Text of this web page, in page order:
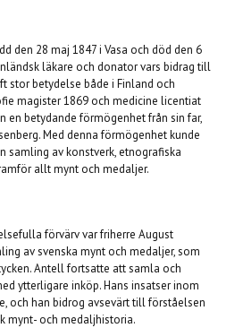
den 28 maj 1847 i Vasa och död den 6
läkare och donator vars bidrag till
stor betydelse både i Finland och
magister 1869 och medicine licentiat
en betydande förmögenhet från sin far,
Med denna förmögenhet kunde
samling av konstverk, etnografiska
allt mynt och medaljer.
förvärv var friherre August
av svenska mynt och medaljer, som
Antell fortsatte att samla och
ytterligare inköp. Hans insatser inom
och han bidrog avsevärt till förståelsen
mynt- och medaljhistoria.